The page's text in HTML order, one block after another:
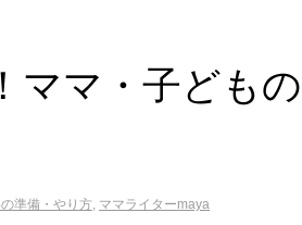
ママ・子ども
準備・やり方, ママライターmaya